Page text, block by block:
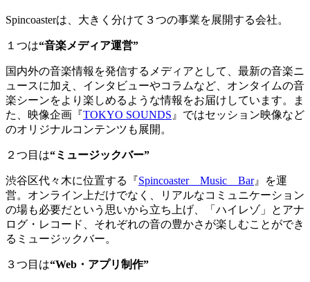
Spincoasterは、大きく分けて３つの事業を展開する会社。
１つは“音楽メディア運営”
国内外の音楽情報を発信するメディアとして、最新の音楽ニ
ュースに加え、インタビューやコラムなど、オンタイムの音
楽シーンをより楽しめるような情報をお届けしています。ま
た、映像企画『TOKYO SOUNDS 』ではセッション映像など
のオリジナルコンテンツも展開。
２つ目は“ミュージックバー”
渋谷区代々木に位置する『Spincoaster Music Bar』を運
営。オンライン上だけでなく、リアルなコミュニケーション
の場も必要だという思いから立ち上げ、「ハイレゾ」とアナ
ログ・レコード、それぞれの音の豊かさが楽しむことができ
るミュージックバー。
３つ目は“Web・アプリ制作”